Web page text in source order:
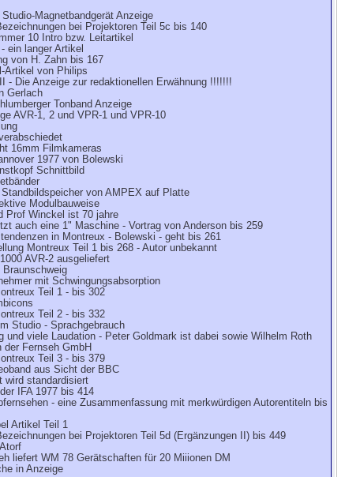
Magnetbandgerät Anzeige
bei Projektoren Teil 5c bis 140
10 Intro bzw. Leitartikel
ein langer Artikel
von H. Zahn bis 167
Artikel von Philips
- Die Anzeige zur redaktionellen Erwähnung !!!!!!!
Gerlach
Tonband Anzeige
AVR-1, 2 und VPR-1 und VPR-10
16mm Filmkameras
1977 von Bolewski
Schnittbild
von AMPEX auf Platte
Modulbauweise
Prof Winckel ist 70 jahre
auch eine 1" Maschine - Vortrag von Anderson bis 259
in Montreux - Bolewski - geht bis 261
Montreux Teil 1 bis 268 - Autor unbekannt
AVR-2 ausgeliefert
Braunschweig
mit Schwingungsabsorption
Teil 1 - bis 302
Teil 2 - bis 332
Studio - Sprachgebrauch
und viele Laudation - Peter Goldmark ist dabei sowie Wilhelm Roth
der Fernseh GmbH
Teil 3 - bis 379
aus Sicht der BBC
wird standardisiert
IFA 1977 bis 414
- eine Zusammenfassung mit merkwürdigen Autorentiteln bis
Artikel Teil 1
bei Projektoren Teil 5d (Ergänzungen II) bis 449
liefert WM 78 Gerätschaften für 20 Miiionen DM
in Anzeige